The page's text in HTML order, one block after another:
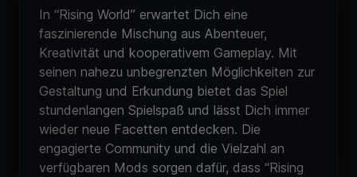
In “Rising World” erwartet Dich eine
faszinierende Mischung aus Abenteuer,
Kreativität und kooperativem Gameplay. Mit
seinen nahezu unbegrenzten Möglichkeiten zur
Gestaltung und Erkundung bietet das Spiel
stundenlangen Spielspaß und lässt Dich immer
wieder neue Facetten entdecken. Die
engagierte Community und die Vielzahl an
verfügbaren Mods sorgen dafür, dass “Rising